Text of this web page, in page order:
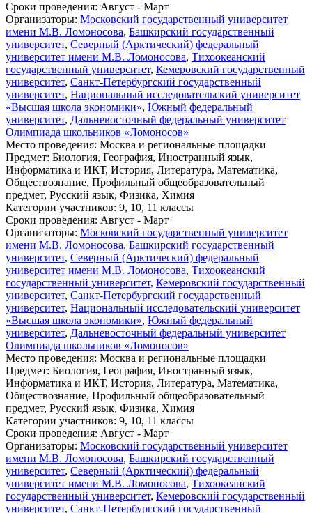
Сроки проведения: Август - Март
Организаторы: Московский государственный университет
имени М.В. Ломоносова, Башкирский государственный
университет, Северный (Арктический) федеральный
университет имени М.В. Ломоносова, Тихоокеанский
государственный университет, Кемеровский государственный
университет, Санкт-Петербургский государственный
университет, Национальный исследовательский университет
«Высшая школа экономики», Южный федеральный
университет, Дальневосточный федеральный университет
Олимпиада школьников «Ломоносов»
Место проведения: Москва и региональные площадки
Предмет: Биология, География, Иностранный язык,
Информатика и ИКТ, История, Литература, Математика,
Обществознание, Профильный общеобразовательный
предмет, Русский язык, Физика, Химия
Категории участников: 9, 10, 11 классы
Сроки проведения: Август - Март
Организаторы: Московский государственный университет
имени М.В. Ломоносова, Башкирский государственный
университет, Северный (Арктический) федеральный
университет имени М.В. Ломоносова, Тихоокеанский
государственный университет, Кемеровский государственный
университет, Санкт-Петербургский государственный
университет, Национальный исследовательский университет
«Высшая школа экономики», Южный федеральный
университет, Дальневосточный федеральный университет
Олимпиада школьников «Ломоносов»
Место проведения: Москва и региональные площадки
Предмет: Биология, География, Иностранный язык,
Информатика и ИКТ, История, Литература, Математика,
Обществознание, Профильный общеобразовательный
предмет, Русский язык, Физика, Химия
Категории участников: 9, 10, 11 классы
Сроки проведения: Август - Март
Организаторы: Московский государственный университет
имени М.В. Ломоносова, Башкирский государственный
университет, Северный (Арктический) федеральный
университет имени М.В. Ломоносова, Тихоокеанский
государственный университет, Кемеровский государственный
университет, Санкт-Петербургский государственный